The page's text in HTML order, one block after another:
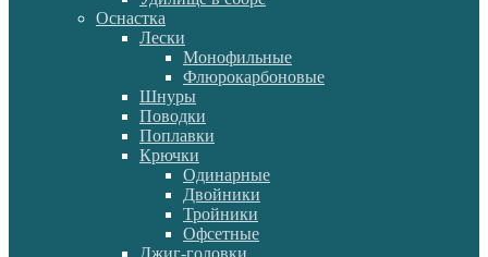
Оснастка
Лески
Монофильные
Флюрокарбоновые
Шнуры
Поводки
Поплавки
Крючки
Одинарные
Двойники
Тройники
Офсетные
Джиг-головки